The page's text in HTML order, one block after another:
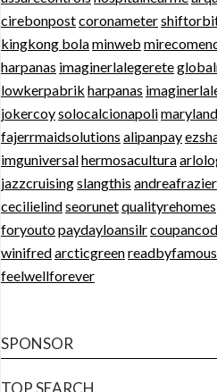
cirebonpostcoronameter
kingkong bolaminweb
harpanas imaginerlalegerete
lowkerpabrik harpanas
jokercoysolocalcionapoli
fajerrmaidsolutions alipanpay
imguniversalhermosacultura
jazzcruisingslangthis andreafrazier
cecilielindseorunetqualityrehomes
foryoutopaydayloansilr
winifredarcticgreenreadbyfamous
feelwellforever
SPONSOR
TOP SEARCH